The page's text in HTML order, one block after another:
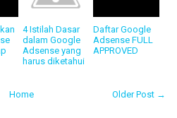
4 Istilah Dasar
dalam Google
Adsense yang
harus diketahui
Daftar Google
Adsense FULL
APPROVED
Older Post →
Home